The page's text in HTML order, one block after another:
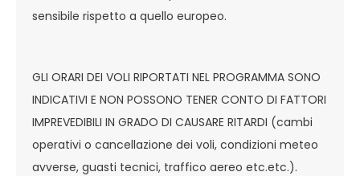
sensibile rispetto a quello europeo.
GLI ORARI DEI VOLI RIPORTATI NEL PROGRAMMA SONO
INDICATIVI E NON POSSONO TENER CONTO DI FATTORI
IMPREVEDIBILI IN GRADO DI CAUSARE RITARDI (cambi
operativi o cancellazione dei voli, condizioni meteo
avverse, guasti tecnici, traffico aereo etc.etc.).